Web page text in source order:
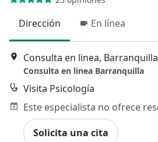
Dirección En línea
Consulta en linea, Barranquilla
Consulta en linea Barranquilla
Visita Psicología
Solicita una cita